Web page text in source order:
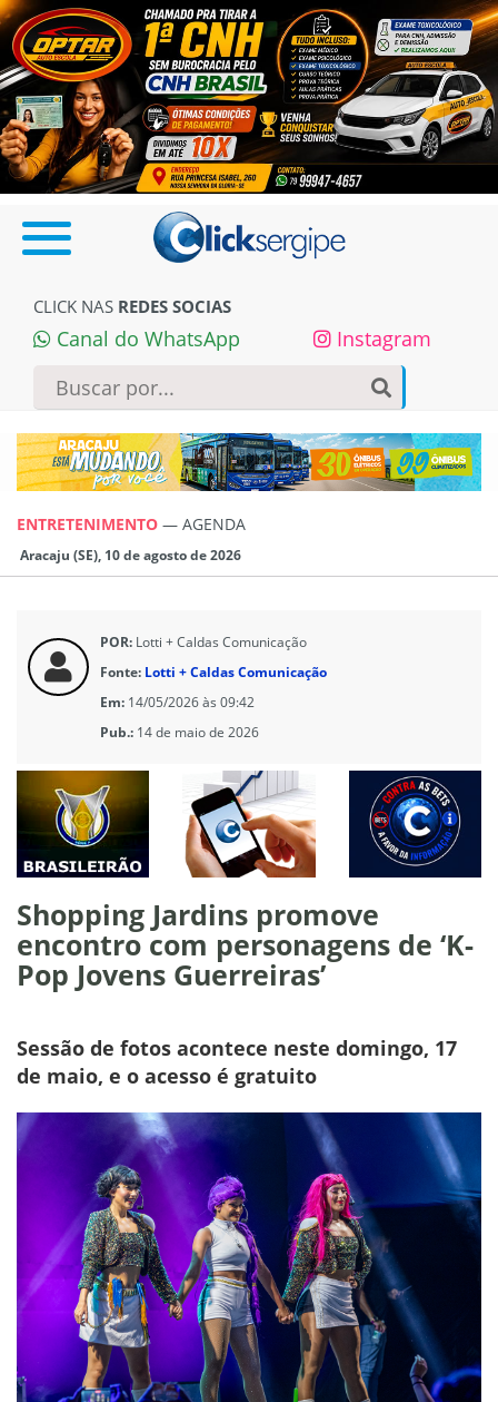
CLICK NAS REDES SOCIAS
Canal do WhatsApp Instagram
ENTRETENIMENTO — AGENDA
Aracaju (SE), 10 de agosto de 2026
POR: Lotti + Caldas Comunicação
Fonte: Lotti + Caldas Comunicação
Em: 14/05/2026 às 09:42
Pub.: 14 de maio de 2026
Shopping Jardins promove
encontro com personagens de ‘K-
Pop Jovens Guerreiras’
Sessão de fotos acontece neste domingo, 17
de maio, e o acesso é gratuito